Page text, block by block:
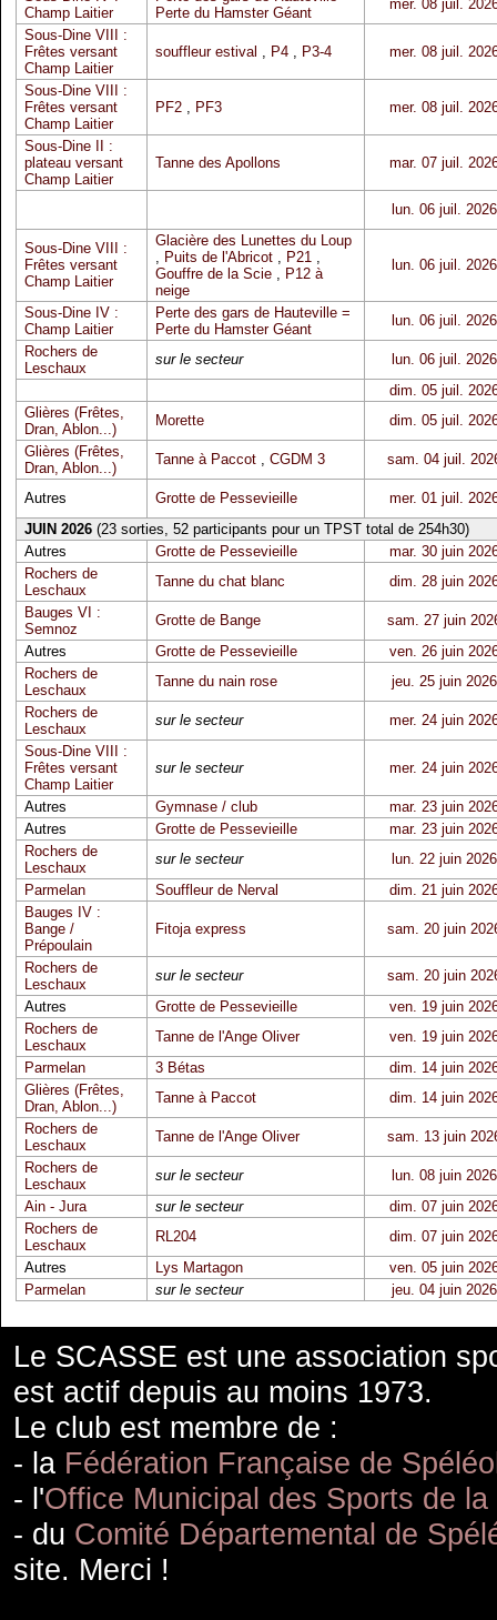
Champ Laitier
Perte du Hamster Géant
mer. 08 juil.
Sous-Dine VIII :
Frêtes versant
Champ Laitier
souffleur estival , P4, P3-4 mer. 08 juil.
Sous-Dine VIII :
Frêtes versant
Champ Laitier
PF2, PF3 mer. 08 juil.
Sous-Dine II :
plateau versant
Champ Laitier
Tanne des Apollons mar. 07 juil.
lun. 06 juil. 2026
Sous-Dine VIII :
Frêtes versant
Champ Laitier
Glacière des Lunettes du Loup
, Puits de l'Abricot, P21,
Gouffre de la Scie, P12 à
neige
lun. 06 juil. 2026
Sous-Dine IV :
Champ Laitier
Perte des gars de Hauteville =
Perte du Hamster Géant
lun. 06 juil. 2026
Rochers de
Leschaux
sur le secteur
lun. 06 juil. 2026
dim. 05 juil.
Glières (Frêtes,
Dran, Ablon...)
Morette
dim. 05 juil.
Glières (Frêtes,
Dran, Ablon...)
Tanne à Paccot, CGDM 3 sam. 04 juil.
Autres Grotte de Pessevieille
mer. 01 juil.
JUIN 2026(23 sorties, 52 participants pour un TPST total de 254h30)
Autres
Grotte de Pessevieille
mar. 30 juin
Rochers de
Leschaux
Tanne du chat blanc
dim. 28 juin
Bauges VI :
Semnoz
Grotte de Bange
sam. 27 juin
Autres
Grotte de Pessevieille
ven. 26 juin
Rochers de
Leschaux
Tanne du nain rose
jeu. 25 juin 2026
Rochers de
Leschaux
sur le secteur
mer. 24 juin
Sous-Dine VIII :
Frêtes versant
Champ Laitier
sur le secteur mer. 24 juin
Autres Gymnase / club
mar. 23 juin
Autres
Grotte de Pessevieille
mar. 23 juin
Rochers de
Leschaux
sur le secteur
lun. 22 juin 2026
Parmelan
Souffleur de Nerval
dim. 21 juin
Bauges IV :
Bange /
Prépoulain
Fitoja express sam. 20 juin
Rochers de
Leschaux
sur le secteur
sam. 20 juin
Autres
Grotte de Pessevieille
ven. 19 juin
Rochers de
Leschaux
Tanne de l'Ange Oliver
ven. 19 juin
Parmelan
3 Bétas
dim. 14 juin
Glières (Frêtes,
Dran, Ablon...)
Tanne à Paccot
dim. 14 juin
Rochers de
Leschaux
Tanne de l'Ange Oliver
sam. 13 juin
Rochers de
Leschaux
sur le secteur
lun. 08 juin 2026
Ain - Jura
sur le secteur
dim. 07 juin
Rochers de
Leschaux
RL204
dim. 07 juin
Autres
Lys Martagon
ven. 05 juin
Parmelan
sur le secteur jeu. 04 juin 2026
Le SCASSE est une association
est actif depuis au moins 1973.
Le club est membre de :
- la Fédération Française de
- l'Office Municipal des Sports de
- du Comité Départemental de
site. Merci !